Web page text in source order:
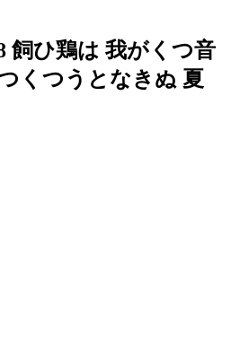
飼ひ鶏は 我がくつ音
くつうとなきぬ 夏